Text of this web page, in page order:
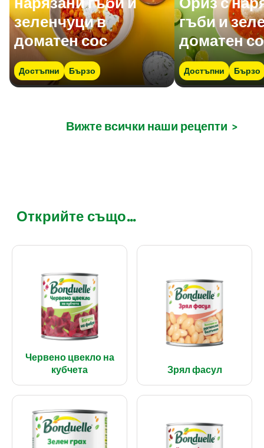
зеленчуци в
доматен сос
Достъпни Бързо
гъби и
доматен
Достъпни Бързо
Вижте всички наши рецепти >
Открийте също...
Червено цвекло на
кубчета
Зрял фасул